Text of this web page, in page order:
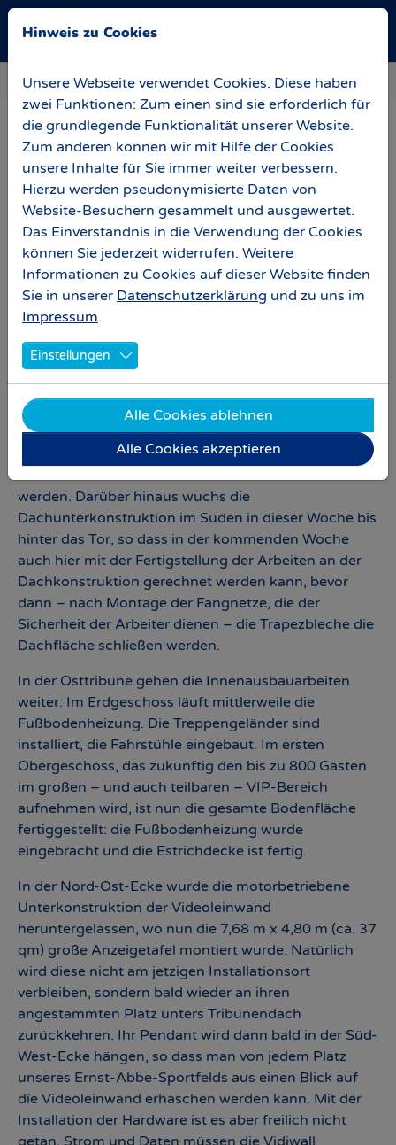
Skip to main navigation
Zum Hauptinhalt springen
Skip to page footer
News Baubesprechung 22. April 2023
Baubesprechung 22. April
2023
Nach Tagen – ja Wochen – des Regens meldete sich
am Freitag nun endlich mal „Klärchen“ vom Himmel
überm Paradies. Und was sie von dort zu sehen
bekommt, dürfte sie noch mehr strahlen lassen. Das
Stadion ist geschlossen, die Osttribünen-Fassade
funkelt und die Südtribüne erhält sukzessive ihr
Die Südtribüne bekommt ihr Krönchen. In der Süd-
Ost-Ecke wurden unter der bereits fertig gestellten
Dachkonstruktion Fangnetze montiert, was darauf
hindeutet, dass in der kommenden Woche die
Trapezbleche auf die Unterkonstruktion kommen
werden. Darüber hinaus wuchs die
Dachunterkonstruktion im Süden in dieser Woche bis
hinter das Tor, so dass in der kommenden Woche
auch hier mit der Fertigstellung der Arbeiten an der
Dachkonstruktion gerechnet werden kann, bevor
dann – nach Montage der Fangnetze, die der
Sicherheit der Arbeiter dienen – die Trapezbleche die
Dachfläche schließen werden.
In der Osttribüne gehen die Innenausbauarbeiten
weiter. Im Erdgeschoss läuft mittlerweile die
Fußbodenheizung. Die Treppengeländer sind
installiert, die Fahrstühle eingebaut. Im ersten
Obergeschoss, das zukünftig den bis zu 800 Gästen
im großen – und auch teilbaren – VIP-Bereich
aufnehmen wird, ist nun die gesamte Bodenfläche
fertiggestellt: die Fußbodenheizung wurde
eingebracht und die Estrichdecke ist fertig.
In der Nord-Ost-Ecke wurde die motorbetriebene
Unterkonstruktion der Videoleinwand
heruntergelassen, wo nun die 7,68 m x 4,80 m (ca. 37
qm) große Anzeigetafel montiert wurde. Natürlich
wird diese nicht am jetzigen Installationsort
verbleiben, sondern bald wieder an ihren
angestammten Platz unters Tribünendach
zurückkehren. Ihr Pendant wird dann bald in der Süd-
West-Ecke hängen, so dass man von jedem Platz
unseres Ernst-Abbe-Sportfelds aus einen Blick auf
die Videoleinwand erhaschen werden kann. Mit der
Installation der Hardware ist es aber freilich nicht
getan. Strom und Daten müssen die Vidiwall
Hinweis zu Cookies
Unsere Webseite verwendet Cookies. Diese haben
zwei Funktionen: Zum einen sind sie erforderlich für
die grundlegende Funktionalität unserer Website.
Zum anderen können wir mit Hilfe der Cookies
unsere Inhalte für Sie immer weiter verbessern.
Hierzu werden pseudonymisierte Daten von
Website-Besuchern gesammelt und ausgewertet.
Das Einverständnis in die Verwendung der Cookies
können Sie jederzeit widerrufen. Weitere
Informationen zu Cookies auf dieser Website finden
Sie in unserer Datenschutzerklärung und zu uns im
Impressum.
Einstellungen
Alle Cookies ablehnen
Alle Cookies akzeptieren